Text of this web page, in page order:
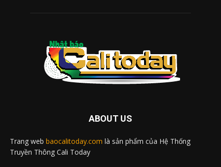
ABOUT US
Trang web baocalitoday.com là sản phẩm của Hệ Thống
Truyền Thông Cali Today